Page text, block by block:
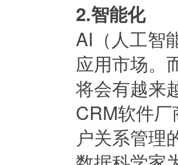
2.智能化
AI（人工智
应用市场。
将会有越来
CRM软件
户关系管理